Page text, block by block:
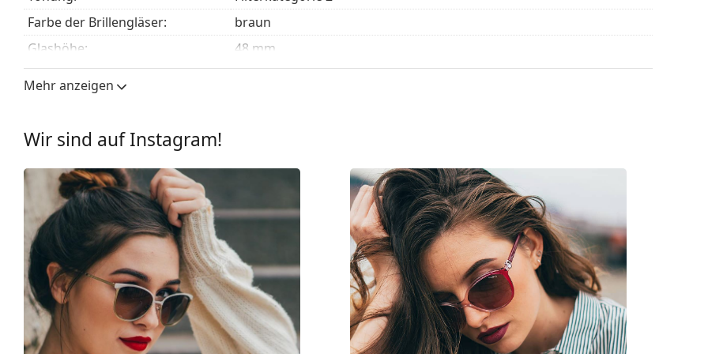
mit einem Stoffbeutel anstelle eines Tuchs geliefert werden.
Entdecken Sie das gesamte Sortiment derSonnenbrillen, um weitere Modelle beliebter Marken zu
Farbe der Brillengläser:
braun
Glashöhe:
48 mm
Glasbreite:
54 mm
Brillenfassungen
Rahmenform:
Quadratisch
Farbe der Fassung:
Material der Fassung:
Größe:
M
Brillenbreite:
133 mm
Bügellänge:
140 mm
Stegbreite:
19 mm
Mehr anzeigen
Wir sind auf Instagram!